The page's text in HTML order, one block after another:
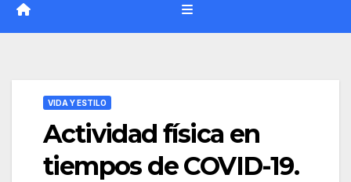
VIDA Y ESTILO
Actividad física en
tiempos de COVID-19.